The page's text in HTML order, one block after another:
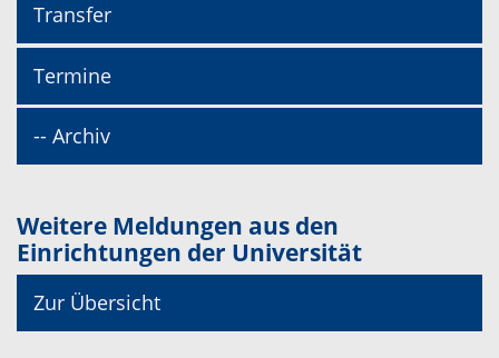
Transfer
Termine
-- Archiv
Weitere Meldungen aus den
Einrichtungen der Universität
Zur Übersicht